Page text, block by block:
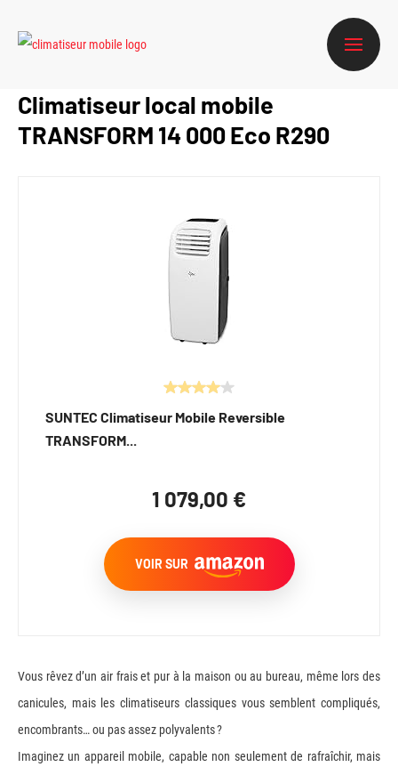
Climatiseur local mobile
TRANSFORM 14 000 Eco R290
SUNTEC Climatiseur Mobile Reversible
TRANSFORM...
1 079,00 €
VOIR SUR
Vous rêvez d’un air frais et pur à la maison ou au bureau, même lors des
canicules, mais les climatiseurs classiques vous semblent compliqués,
encombrants… ou pas assez polyvalents ?
Imaginez un appareil mobile, capable non seulement de rafraîchir, mais